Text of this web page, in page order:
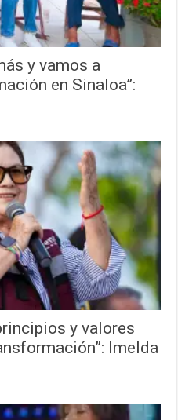
y vamos a
en Sinaloa”:
y valores
Imelda